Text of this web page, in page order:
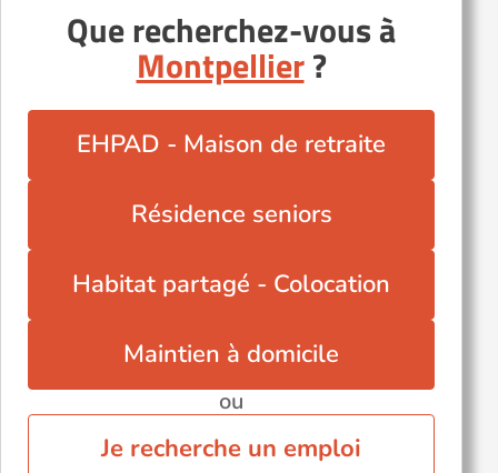
Sète (34200)
Valras-Plage (34350)
Vias (34450)
Autres villes du département
Fabrègues (34690)
Lamalou-les-Bains (34240)
Olonzac (34210)
Que recherchez-vous à
Montpellier?
EHPAD - Maison de retraite
Résidence seniors
Habitat partagé - Colocation
Maintien à domicile
ou
Je recherche un emploi